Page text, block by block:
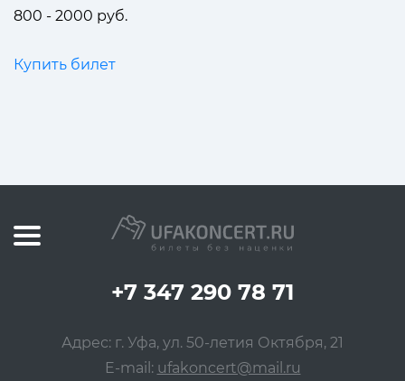
800 - 2000 руб.
Купить билет
+7 347 290 78 71
Адрес: г. Уфа, ул. 50-летия Октября, 21
E-mail: ufakoncert@mail.ru